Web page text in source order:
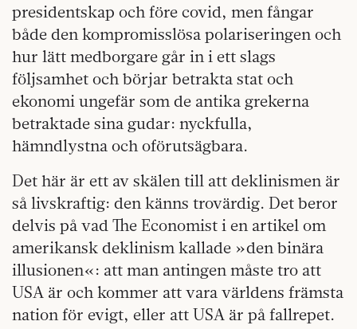
presidentskap och före covid, men fångar
både den kompromisslösa polariseringen och
hur lätt medborgare går in i ett slags
följsamhet och börjar betrakta stat och
ekonomi ungefär som de antika grekerna
betraktade sina gudar: nyckfulla,
hämndlystna och oförutsägbara.
Det här är ett av skälen till att deklinismen är
så livskraftig: den känns trovärdig. Det beror
delvis på vad The Economist i en artikel om
amerikansk deklinism kallade »den binära
illusionen«: att man antingen måste tro att
USA är och kommer att vara världens främsta
nation för evigt, eller att USA är på fallrepet.